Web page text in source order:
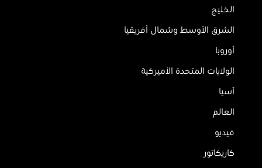
الخليج
الشرق الأوسط وشمال أفريقيا
أوروبا
الولايات المتحدة الأميركية
آسيا
العالم
فيديو
كاريكاتور